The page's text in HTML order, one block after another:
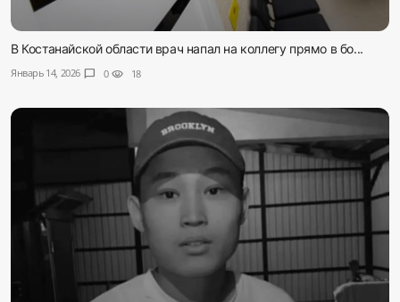
В Костанайской области врач напал на коллегу прямо в бо...
Январь 14, 2026 chat_bubble 0 visibility 18